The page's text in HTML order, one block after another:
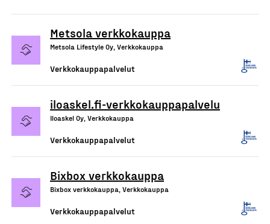
Metsola verkkokauppa
Metsola Lifestyle Oy, Verkkokauppa
Verkkokauppapalvelut
iloaskel.fi-verkkokauppapalvelu
Iloaskel Oy, Verkkokauppa
Verkkokauppapalvelut
Bixbox verkkokauppa
Bixbox verkkokauppa, Verkkokauppa
Verkkokauppapalvelut